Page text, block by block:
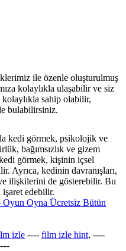
ile özenle oluşturulmuş
kolaylıkla ulaşabilir ve siz
sahip olabilir,
bulabilirsiniz.
kedi görmek​, psikolojik ve
bağımsızlık ve gizem
görmek, kişinin içsel
Ayrıca, kedinin davranışları,
ilişkilerini de gösterebilir. Bu
işaret edebilir.
Oyna Ücretsiz Bütün
izle ---- film izle hint, ----